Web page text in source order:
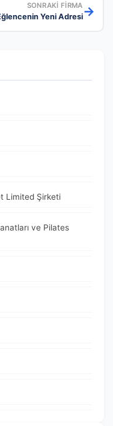
SONRAKI FIRMA
Yeni Adresi→
Limited Şirketi
ve Pilates